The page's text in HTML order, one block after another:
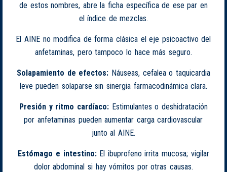
de estos nombres, abre la ficha específica de ese par en
el índice de mezclas.
El AINE no modifica de forma clásica el eje psicoactivo del
anfetaminas, pero tampoco lo hace más seguro.
Solapamiento de efectos: Náuseas, cefalea o taquicardia
leve pueden solaparse sin sinergia farmacodinámica clara.
Presión y ritmo cardíaco: Estimulantes o deshidratación
por anfetaminas pueden aumentar carga cardiovascular
junto al AINE.
Estómago e intestino:El ibuprofeno irrita mucosa; vigilar
dolor abdominal si hay vómitos por otras causas.